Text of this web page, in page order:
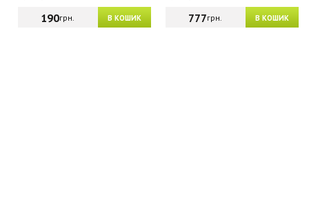
В КОШИК
190грн. В КОШИК
777грн.